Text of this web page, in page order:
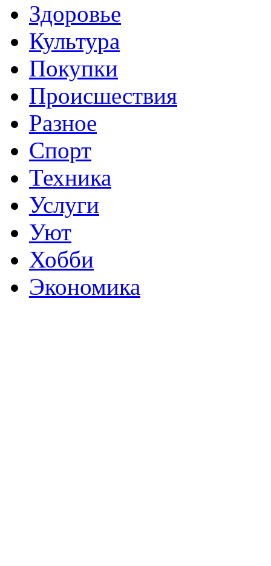
Здоровье
Культура
Покупки
Происшествия
Разное
Спорт
Техника
Услуги
Уют
Хобби
Экономика